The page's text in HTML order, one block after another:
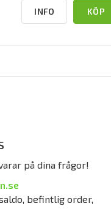
INFO KÖP
på dina frågor!
befintlig order,